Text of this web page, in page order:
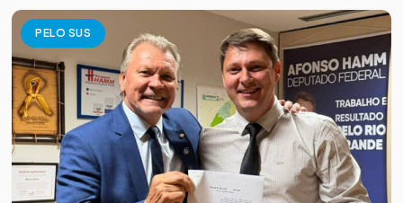
PELO SUS